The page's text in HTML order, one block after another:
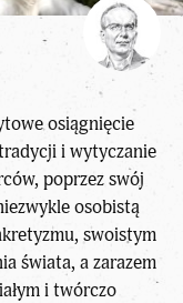
osiągnięcie
i wytyczanie
poprzez swój
osobistą
swoistym
świata, a zarazem
i twórczo